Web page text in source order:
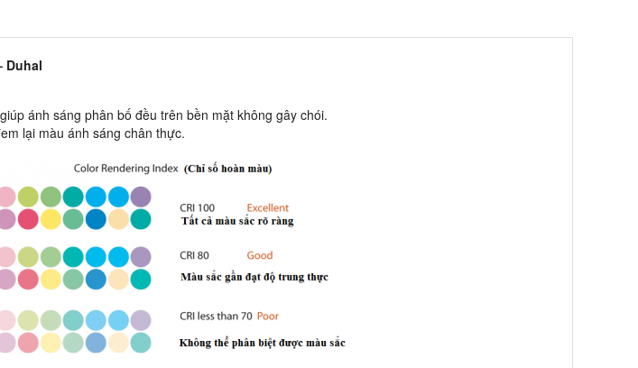
Duhal
ánh sáng phân bố đều trên bền mặt không gây chói.
lại màu ánh sáng chân thực.